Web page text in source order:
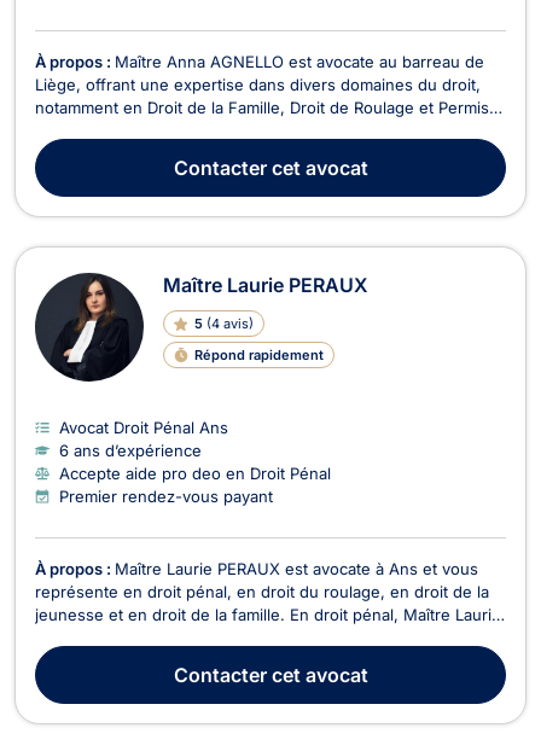
À propos : Maître Anna AGNELLO est avocate au barreau de
Liège, offrant une expertise dans divers domaines du droit,
notamment en Droit de la Famille, Droit de Roulage et Permis
Mineurs. En Droit de la Famille, Maître AGNELLO vous
accompagne dans les procédures de divorce, q...
Contactercet avocat
Maître Laurie PERAUX
5 (4 avis)
Répond rapidement
Avocat Droit Pénal Ans
6 ans d’expérience
Accepte aide pro deo en Droit Pénal
Premier rendez-vous payant
À propos : Maître Laurie PERAUX est avocate à Ans et vous
représente en droit pénal, en droit du roulage, en droit de la
jeunesse et en droit de la famille. En droit pénal, Maître Laurie
procédure, de l’enquête à la comparution devant les
juridictions correctionnelles. Elle assiste égal...
Contactercet avocat